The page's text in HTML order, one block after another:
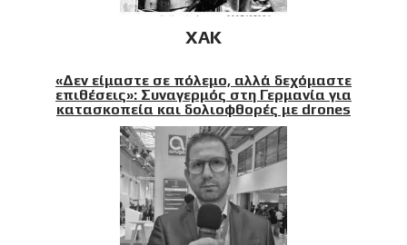
XAK
«Δεν είμαστε σε πόλεμο, αλλά δεχόμαστε
επιθέσεις»: Συναγερμός στη Γερμανία για
κατασκοπεία και δολιοφθορές με drones